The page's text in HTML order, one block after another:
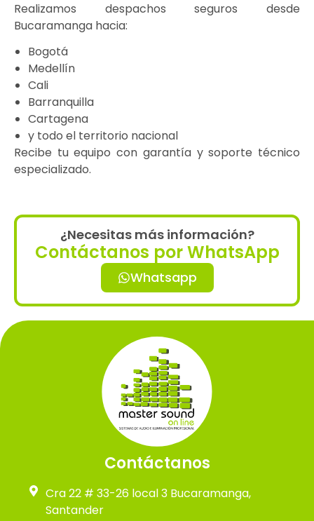
Realizamos despachos seguros desde
Bucaramanga hacia:
Bogotá
Medellín
Cali
Barranquilla
Cartagena
y todo el territorio nacional
Recibe tu equipo con garantía y soporte técnico
especializado.
¿Necesitas más información?
Contáctanos por WhatsApp
Whatsapp
Contáctanos
Cra 22 # 33-26 local 3 Bucaramanga,
Santander